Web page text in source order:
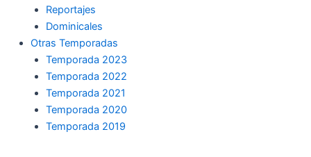
Reportajes
Dominicales
Otras Temporadas
Temporada 2023
Temporada 2022
Temporada 2021
Temporada 2020
Temporada 2019